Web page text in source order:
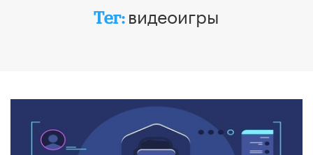
Тег: видеоигры